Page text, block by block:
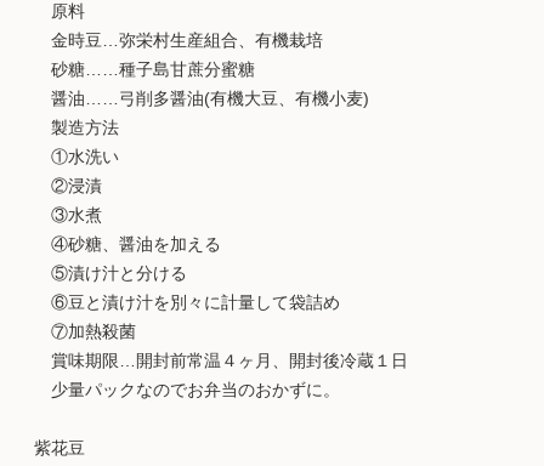
原料
金時豆…弥栄村生産組合、有機栽培
砂糖……種子島甘蔗分蜜糖
醤油……弓削多醤油(有機大豆、有機小麦)
製造方法
①水洗い
②浸漬
③水煮
④砂糖、醤油を加える
⑤漬け汁と分ける
⑥豆と漬け汁を別々に計量して袋詰め
⑦加熱殺菌
賞味期限…開封前常温４ヶ月、開封後冷蔵１日
少量パックなのでお弁当のおかずに。
紫花豆